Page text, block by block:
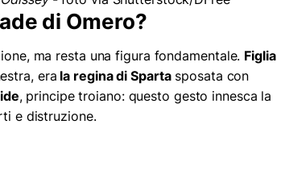
di Omero?
ma resta una figura fondamentale. Figlia
era la regina di Spartasposata con
, principe troiano: questo gesto innesca la
e distruzione.